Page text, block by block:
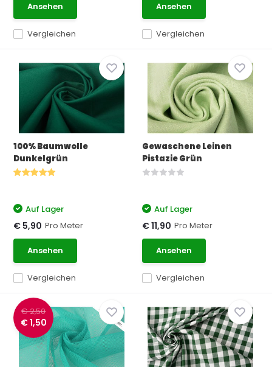
Vergleichen
Ansehen
Vergleichen
Ansehen
100% Baumwolle
Dunkelgrün
Vergleichen
Auf Lager
€ 5,90 Pro Meter
Ansehen
Gewaschene Leinen
Pistazie Grün
Vergleichen
Auf Lager
€ 11,90 Pro Meter
Ansehen
€ 2,50
€ 1,50